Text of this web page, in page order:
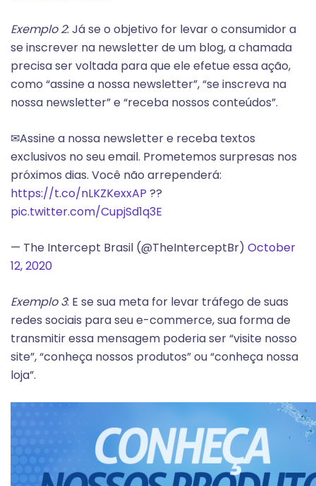
Exemplo 2: Já se o objetivo for levar o consumidor a
se inscrever na newsletter de um blog, a chamada
precisa ser voltada para que ele efetue essa ação,
como “assine a nossa newsletter”, “se inscreva na
nossa newsletter” e “receba nossos conteúdos”.
✉Assine a nossa newsletter e receba textos
exclusivos no seu email. Prometemos surpresas nos
próximos dias. Você não arrependerá:
https://t.co/nLKZKexxAP ??
pic.twitter.com/CupjSd1q3E
— The Intercept Brasil (@TheInterceptBr) October
12, 2020
Exemplo 3: E se sua meta for levar tráfego de suas
redes sociais para seu e-commerce, sua forma de
transmitir essa mensagem poderia ser “visite nosso
site”, “conheça nossos produtos” ou “conheça nossa
loja”.